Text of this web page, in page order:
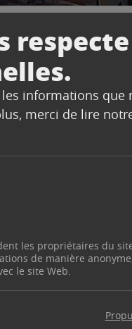
informations que
merci de lire
les propriétaires du
de manière
le site Web.
Espardinaux
chemin de Grisole